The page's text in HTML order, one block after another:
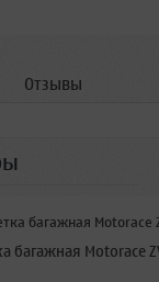
Отзывы
багажная Motorace